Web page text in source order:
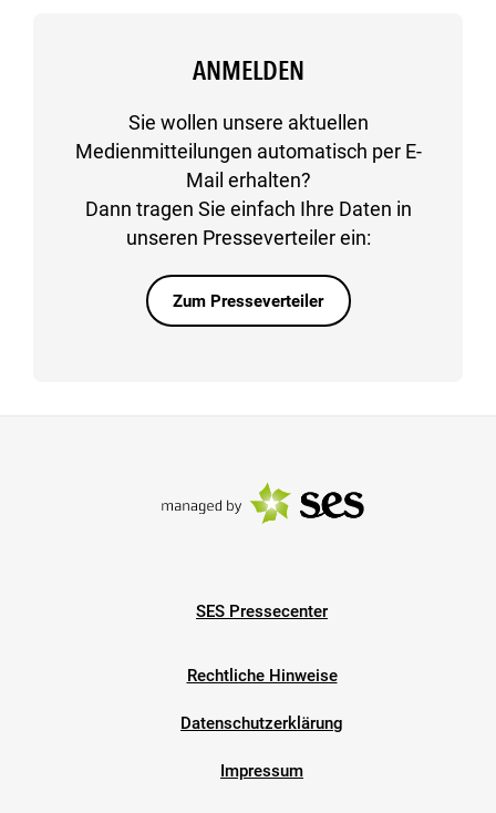
ANMELDEN
Sie wollen unsere aktuellen
Medienmitteilungen automatisch per E-
Mail erhalten?
Dann tragen Sie einfach Ihre Daten in
unseren Presseverteiler ein:
Zum Presseverteiler
SES Pressecenter
Rechtliche Hinweise
Datenschutzerklärung
Impressum